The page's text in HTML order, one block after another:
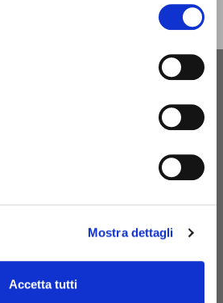
Mostra dettagli
Accetta tutti
the city while saving time
MYFE CARD